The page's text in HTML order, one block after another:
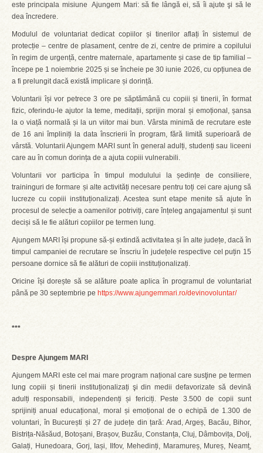
este principala misiune Ajungem Mari: să fie lângă ei, să îi ajute şi să le
dea încredere.
Modulul de voluntariat dedicat copiilor și tinerilor aflați în sistemul de
protecție – centre de plasament, centre de zi, centre de primire a copilului
în regim de urgență, centre maternale, apartamente și case de tip familial –
începe pe 1 noiembrie 2025 și se încheie pe 30 iunie 2026, cu opțiunea de
a fi prelungit dacă există implicare și dorință.
Voluntarii își vor petrece 3 ore pe săptămână cu copiii și tinerii, în format
fizic, oferindu-le ajutor la teme, meditații, sprijin moral și emoțional, șansa
la o viață normală și la un viitor mai bun. Vârsta minimă de recrutare este
de 16 ani împliniți la data înscrierii în program, fără limită superioară de
vârstă. Voluntarii Ajungem MARI sunt în general adulți, studenți sau liceeni
care au în comun dorința de a ajuta copiii vulnerabili.
Voluntarii vor participa în timpul modulului la ședințe de consiliere,
traininguri de formare și alte activități necesare pentru toți cei care ajung să
lucreze cu copiii instituționalizați. Acestea sunt etape menite să ajute în
procesul de selecție a oamenilor potriviți, care înțeleg angajamentul și sunt
deciși să le fie alături copiilor pe termen lung.
Ajungem MARI își propune să-și extindă activitatea și în alte județe, dacă în
timpul campaniei de recrutare se înscriu în județele respective cel puțin 15
persoane dornice să fie alături de copiii instituționalizați.
Oricine își dorește să se alăture poate aplica în programul de voluntariat
până pe 30 septembrie pe https://www.ajungemmari.ro/devinovoluntar/
***
Despre Ajungem MARI
Ajungem MARI este cel mai mare program național care susţine pe termen
lung copiii și tinerii instituționalizați şi din medii defavorizate să devină
adulți responsabili, independenți și fericiți. Peste 3.500 de copii sunt
sprijiniți anual educațional, moral și emoțional de o echipă de 1.300 de
voluntari, în București și 27 de județe din țară: Arad, Argeș, Bacău, Bihor,
Bistrița-Năsăud, Botoșani, Brașov, Buzău, Constanța, Cluj, Dâmbovița, Dolj,
Galați, Hunedoara, Gorj, Iași, Ilfov, Mehedinți, Maramureș, Mureș, Neamț,